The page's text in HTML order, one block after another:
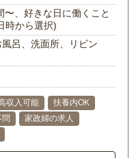
、好きな日に働くこと
時から選択)
呂、洗面所、リビン
収入可能
扶養内OK
問
家政婦の求人